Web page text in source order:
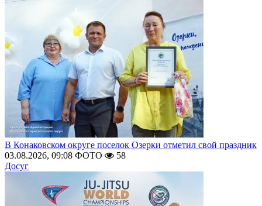
В Конаковском округе поселок Озерки отметил свой праздник
03.08.2026, 09:08 ФОТО
58
Досуг